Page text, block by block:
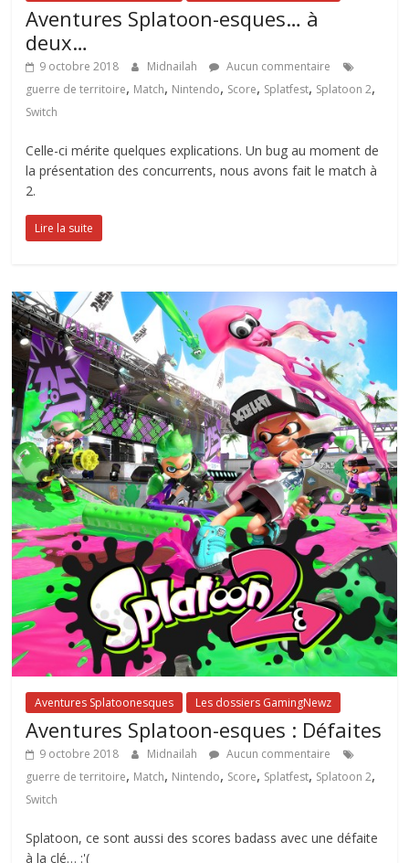
Aventures Splatoon-esques… à
deux…
9 octobre 2018 Midnailah
Aucun commentaire
guerre de territoire, Match, Nintendo, Score, Splatfest, Splatoon 2,
Switch
Celle-ci mérite quelques explications. Un bug au moment de
la présentation des concurrents, nous avons fait le match à
2.
Lire la suite
Aventures Splatoonesques Les dossiers GamingNewz
Aventures Splatoon-esques : Défaites
9 octobre 2018 Midnailah
Aucun commentaire
guerre de territoire, Match, Nintendo, Score, Splatfest, Splatoon 2,
Switch
Splatoon, ce sont aussi des scores badass avec une défaite
à la clé… :'(